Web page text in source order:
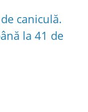
caniculă.
la 41 de